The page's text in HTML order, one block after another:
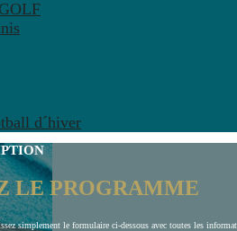
d´hiver
LE PROGRAMME
simplement le formulaire ci-dessous avec toutes les